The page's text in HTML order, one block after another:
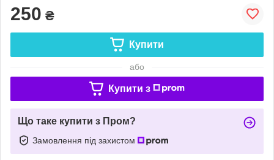
250 ₴
Купити
або
Купити з
Що таке купити з Пром?
Замовлення під захистом